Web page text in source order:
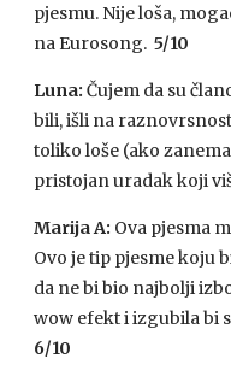
pjesmu. Nije loša,
na Eurosong. 5/10
Luna: Čujem da su
bili, išli na
toliko loše (ako
pristojan uradak koji
Marija A: Ova pjesma
Ovo je tip pjesme koju
da ne bi bio najbolji
wow efekt i izgubila bi
6/10